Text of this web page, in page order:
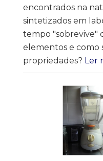
encontrados na
sintetizados em
tempo "sobrevive"
elementos e como
propriedades? Ler